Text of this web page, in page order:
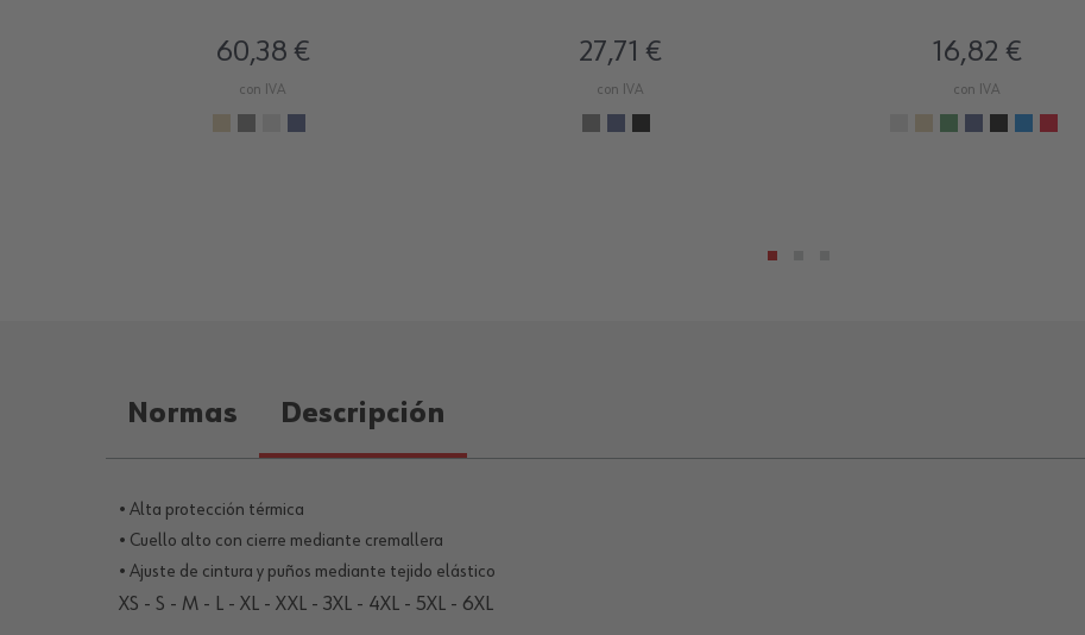
60,38 €
con IVA
27,71 €
con IVA
16,82 €
con IVA
Normas Descripción
• Alta protección térmica
• Cuello alto con cierre mediante cremallera
• Ajuste de cintura y puños mediante tejido elástico
XS - S - M - L - XL - XXL - 3XL - 4XL - 5XL - 6XL